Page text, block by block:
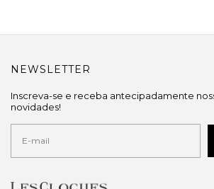
NEWSLETTER
Inscreva-se e receba antecipadamente
novidades!